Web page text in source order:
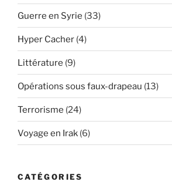
Guerre en Syrie (33)
Hyper Cacher (4)
Littérature (9)
Opérations sous faux-drapeau (13)
Terrorisme (24)
Voyage en Irak (6)
CATÉGORIES